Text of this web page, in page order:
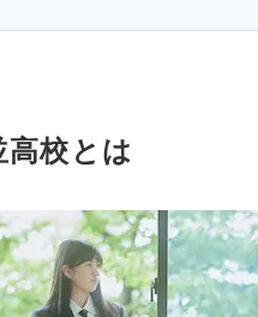
高校とは